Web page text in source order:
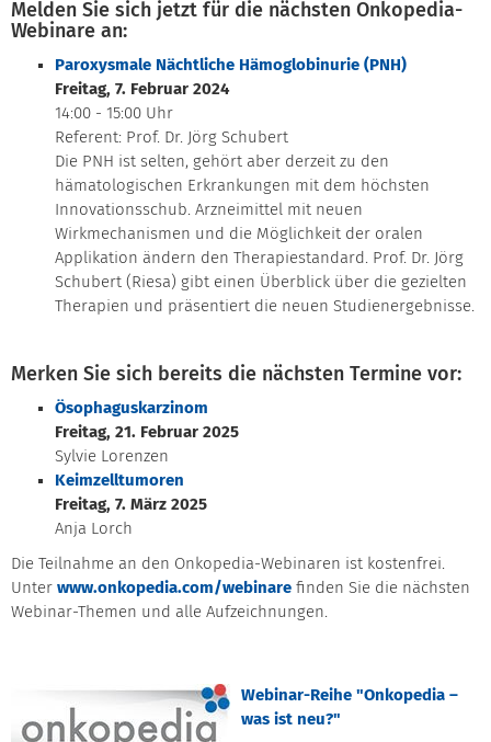
Melden Sie sich jetzt für die nächsten Onkopedia-
Webinare an:
Paroxysmale Nächtliche Hämoglobinurie (PNH)
Freitag, 7. Februar 2024
14:00 - 15:00 Uhr
Referent: Prof. Dr. Jörg Schubert
Die PNH ist selten, gehört aber derzeit zu den
hämatologischen Erkrankungen mit dem höchsten
Innovationsschub. Arzneimittel mit neuen
Wirkmechanismen und die Möglichkeit der oralen
Applikation ändern den Therapiestandard. Prof. Dr. Jörg
Schubert (Riesa) gibt einen Überblick über die gezielten
Therapien und präsentiert die neuen Studienergebnisse.
Merken Sie sich bereits die nächsten Termine vor:
Ösophaguskarzinom
Freitag, 21. Februar 2025
Sylvie Lorenzen
Keimzelltumoren
Freitag, 7. März 2025
Anja Lorch
Die Teilnahme an den Onkopedia-Webinaren ist kostenfrei.
Unter www.onkopedia.com/webinare finden Sie die nächsten
Webinar-Themen und alle Aufzeichnungen.
Webinar-Reihe "Onkopedia –
was ist neu?"